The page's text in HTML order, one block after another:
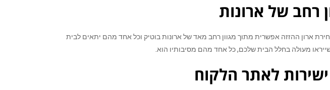
רחב של ארונות
ארון ההזזה אפשרית מתוך מגוון רחב מאד של ארונות בוטיק וכל אחד מהם יתאים לבית
מעולה בחלל הבית שלכם, כל אחד מהם מסיבותיו הוא.
לאתר הלקוח